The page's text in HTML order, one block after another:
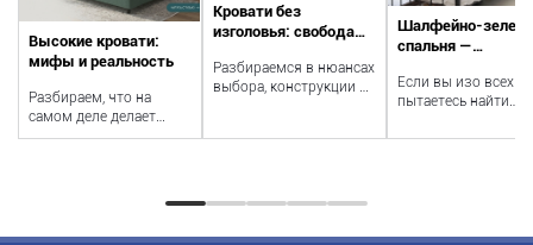
Высокие кровати:
мифы и реальность
Разбираем, что на
самом деле делает
кровать высокой,
Кровати без
изголовья: свобода
ифункциональность
Разбираемся в нюансах
выбора, конструкции и
категорий...
Шалфейно-
спальня —
для вас в этом
Если вы изо всех
пытаетесь найти
палитру, спальня